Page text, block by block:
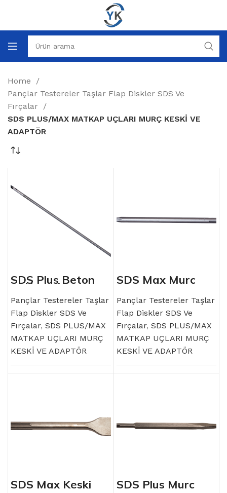
Home
Pançlar Testereler Taşlar Flap Diskler SDS Ve
Fırçalar
SDS PLUS/MAX MATKAP UÇLARI MURÇ KESKİ VE
ADAPTÖR
SDS Plus Beton
Kalıbı Delme Ucu
Pançlar Testereler Taşlar
Flap Diskler SDS Ve
Fırçalar, SDS PLUS/MAX
MATKAP UÇLARI MURÇ
KESKİ VE ADAPTÖR
SDS Max Murç
Pançlar Testereler Taşlar
Flap Diskler SDS Ve
Fırçalar, SDS PLUS/MAX
MATKAP UÇLARI MURÇ
KESKİ VE ADAPTÖR
SDS Max Keski SDS Plus Murç